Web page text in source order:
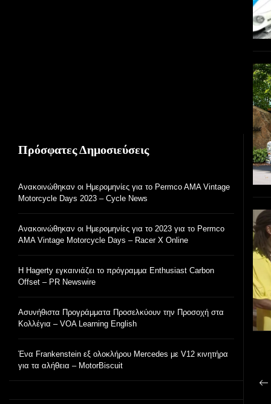
Πρόσφατες Δημοσιεύσεις
Ανακοινώθηκαν οι Ημερομηνίες για το Permco AMA Vintage
Motorcycle Days 2023 – Cycle News
Ανακοινώθηκαν οι Ημερομηνίες για το 2023 για το Permco
AMA Vintage Motorcycle Days – Racer X Online
Η Hagerty εγκαινιάζει το πρόγραμμα Enthusiast Carbon
Offset – PR Newswire
Ασυνήθιστα Προγράμματα Προσελκύουν την Προσοχή στα
Κολλέγια – VOA Learning English
Ένα Frankenstein εξ ολοκλήρου Mercedes με V12 κινητήρα
για τα αλήθεια – MotorBiscuit